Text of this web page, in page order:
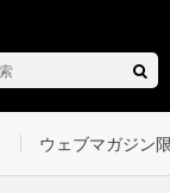
ウェブマガジン